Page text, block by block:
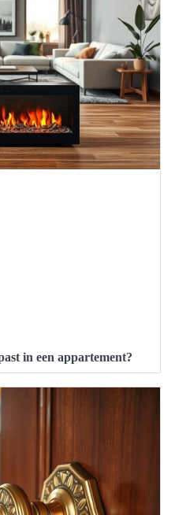
in een appartement?